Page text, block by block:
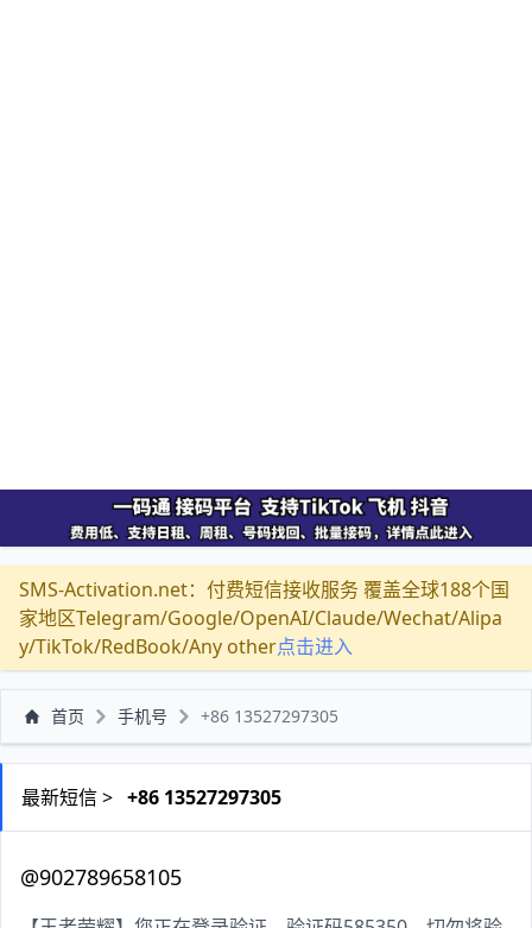
SMS-Activation.net：付费短信接收服务 覆盖全球188个国
家地区Telegram/Google/OpenAI/Claude/Wechat/Alipa
y/TikTok/RedBook/Any other点击进入
首页 手机号 +86 13527297305
最新短信 > +86 13527297305
@902789658105